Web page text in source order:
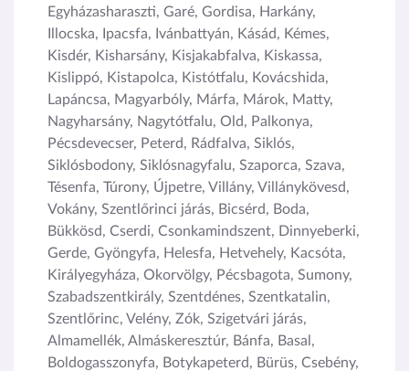
Egyházasharaszti, Garé, Gordisa, Harkány,
Illocska, Ipacsfa, Ivánbattyán, Kásád, Kémes,
Kisdér, Kisharsány, Kisjakabfalva, Kiskassa,
Kislippó, Kistapolca, Kistótfalu, Kovácshida,
Lapáncsa, Magyarbóly, Márfa, Márok, Matty,
Nagyharsány, Nagytótfalu, Old, Palkonya,
Pécsdevecser, Peterd, Rádfalva, Siklós,
Siklósbodony, Siklósnagyfalu, Szaporca, Szava,
Tésenfa, Túrony, Újpetre, Villány, Villánykövesd,
Vokány, Szentlőrinci járás, Bicsérd, Boda,
Bükkösd, Cserdi, Csonkamindszent, Dinnyeberki,
Gerde, Gyöngyfa, Helesfa, Hetvehely, Kacsóta,
Királyegyháza, Okorvölgy, Pécsbagota, Sumony,
Szabadszentkirály, Szentdénes, Szentkatalin,
Szentlőrinc, Velény, Zók, Szigetvári járás,
Almamellék, Almáskeresztúr, Bánfa, Basal,
Boldogasszonyfa, Botykapeterd, Bürüs, Csebény,